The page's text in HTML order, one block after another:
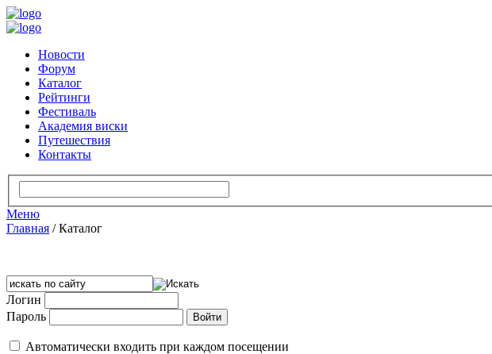
Новости
Форум
Каталог
Рейтинги
Фестиваль
Академия виски
Путешествия
Контакты
Меню
Главная /Каталог
Логин
Пароль
Автоматически входить при каждом посещении